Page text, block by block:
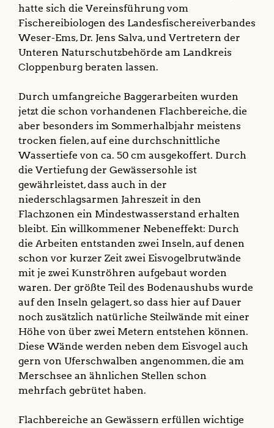
hatte sich die Vereinsführung vom
Fischereibiologen des Landesfischereiverbandes
Weser-Ems, Dr. Jens Salva, und Vertretern der
Unteren Naturschutzbehörde am Landkreis
Cloppenburg beraten lassen.
Durch umfangreiche Baggerarbeiten wurden
jetzt die schon vorhandenen Flachbereiche, die
aber besonders im Sommerhalbjahr meistens
trocken fielen, auf eine durchschnittliche
Wassertiefe von ca. 50 cm ausgekoffert. Durch
die Vertiefung der Gewässersohle ist
gewährleistet, dass auch in der
niederschlagsarmen Jahreszeit in den
Flachzonen ein Mindestwasserstand erhalten
bleibt. Ein willkommener Nebeneffekt: Durch
die Arbeiten entstanden zwei Inseln, auf denen
schon vor kurzer Zeit zwei Eisvogelbrutwände
mit je zwei Kunströhren aufgebaut worden
waren. Der größte Teil des Bodenaushubs wurde
auf den Inseln gelagert, so dass hier auf Dauer
noch zusätzlich natürliche Steilwände mit einer
Höhe von über zwei Metern entstehen können.
Diese Wände werden neben dem Eisvogel auch
gern von Uferschwalben angenommen, die am
Merschsee an ähnlichen Stellen schon
mehrfach gebrütet haben.
Flachbereiche an Gewässern erfüllen wichtige